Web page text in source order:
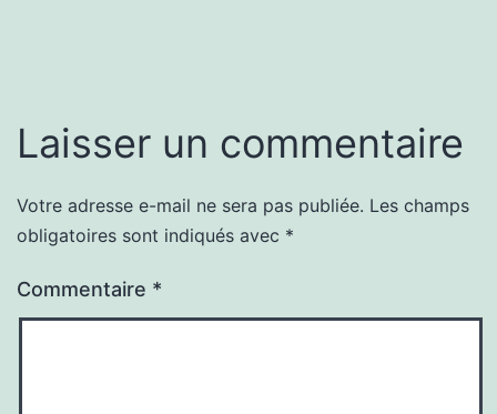
Laisser un commentaire
Votre adresse e-mail ne sera pas publiée. Les champs
obligatoires sont indiqués avec *
Commentaire *